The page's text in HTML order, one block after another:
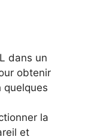
dans un
obtenir
quelques
la
et